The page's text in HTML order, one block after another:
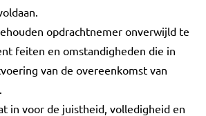
opdrachtnemer onverwijld te
feiten en omstandigheden die in
van de overeenkomst van
in voor de juistheid, volledigheid en